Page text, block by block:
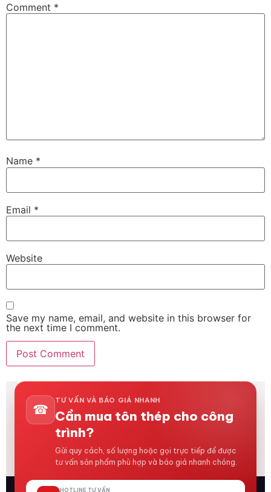
Comment *
Name *
Email *
Website
Save my name, email, and website in this browser for
the next time I comment.
☎
TƯ VẤN VÀ BÁO GIÁ NHANH
Cần mua tôn thép cho công
trình?
Gửi quy cách, số lượng hoặc gọi trực tiếp để được
tư vấn sản phẩm phù hợp và báo giá nhanh chóng.
HOTLINE TƯ VẤN